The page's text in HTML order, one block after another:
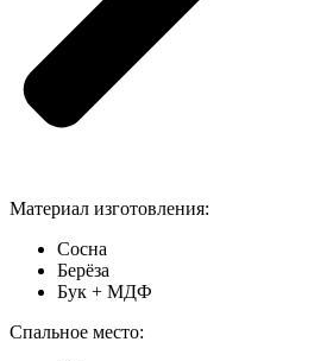
Материал изготовления:
Сосна
Берёза
Бук + МДФ
Спальное место: